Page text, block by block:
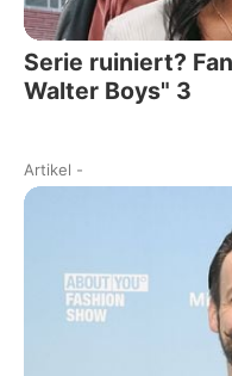
Serie ruiniert?
Walter Boys" 3
Artikel -